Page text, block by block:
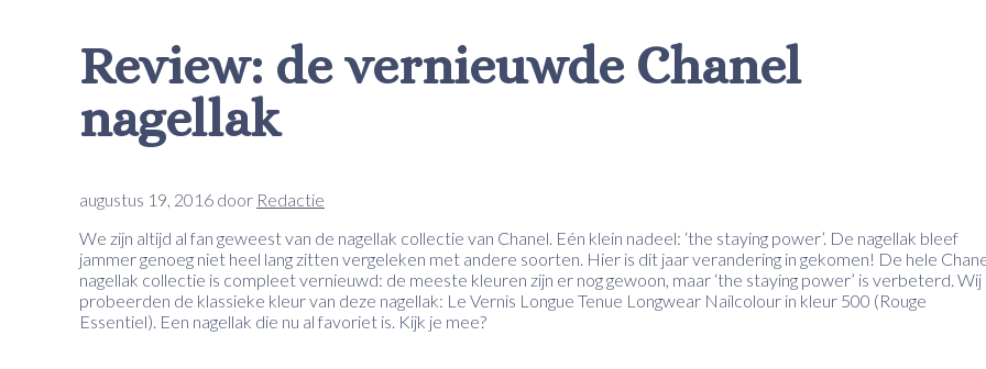
Review: de vernieuwde Chanel
nagellak
augustus 19, 2016 door Redactie
We zijn altijd al fan geweest van de nagellak collectie van Chanel. Eén klein nadeel: ‘the staying power’. De nagellak bleef
jammer genoeg niet heel lang zitten vergeleken met andere soorten. Hier is dit jaar verandering in gekomen! De hele
nagellak collectie is compleet vernieuwd: de meeste kleuren zijn er nog gewoon, maar ‘the staying power’ is verbeterd. Wij
probeerden de klassieke kleur van deze nagellak: Le Vernis Longue Tenue Longwear Nailcolour in kleur 500 (Rouge
Essentiel). Een nagellak die nu al favoriet is. Kijk je mee?